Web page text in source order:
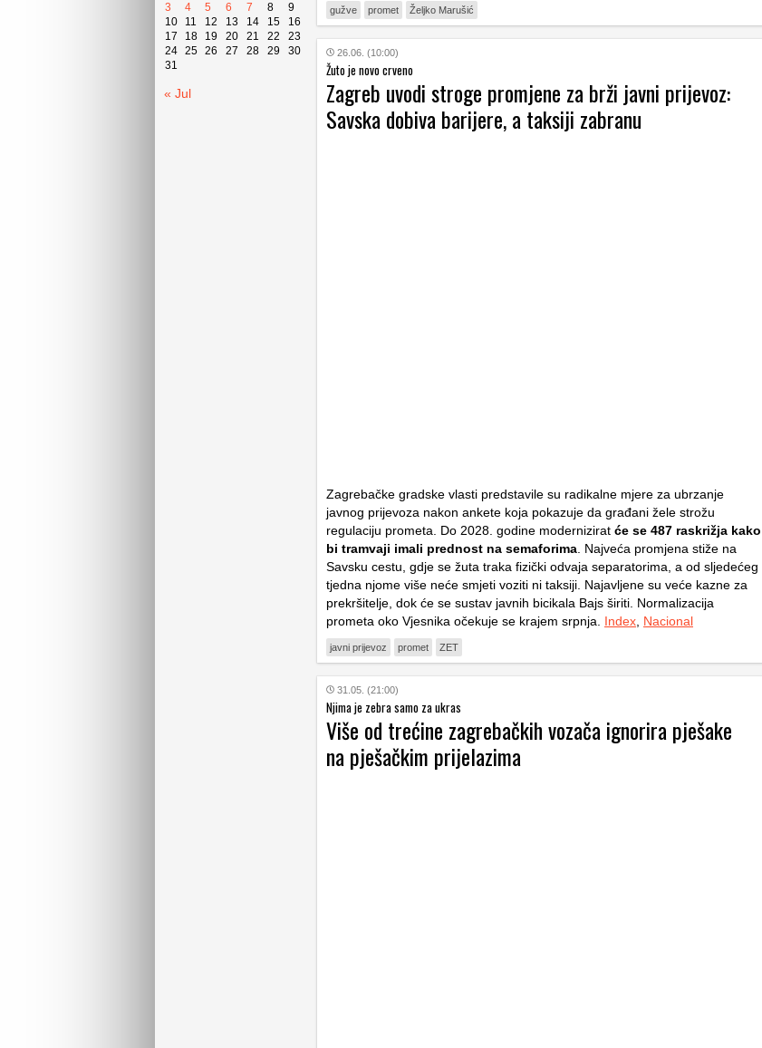
3
4 5 6 7 8
9
10
11 12 13 14 15
16
17
18 19 20 21 22
23
24 25 26 27 28 29
30
31
« Jul
gužve promet Željko Marušić
26.06. (10:00)
Žuto je novo crveno
Zagreb uvodi stroge promjene za brži javni prijevoz:
Savska dobiva barijere, a taksiji zabranu
Zagrebačke gradske vlasti predstavile su radikalne mjere za ubrzanje
javnog prijevoza nakon ankete koja pokazuje da građani žele strožu
regulaciju prometa. Do 2028. godine modernizirat će se 487 raskrižja kako
bi tramvaji imali prednost na semaforima. Najveća promjena stiže na
Savsku cestu, gdje se žuta traka fizički odvaja separatorima, a od sljedećeg
tjedna njome više neće smjeti voziti ni taksiji. Najavljene su veće kazne za
prekršitelje, dok će se sustav javnih bicikala Bajs širiti. Normalizacija
prometa oko Vjesnika očekuje se krajem srpnja. Index, Nacional
javni prijevoz promet ZET
31.05. (21:00)
Njima je zebra samo za ukras
Više od trećine zagrebačkih vozača ignorira pješake
na pješačkim prijelazima